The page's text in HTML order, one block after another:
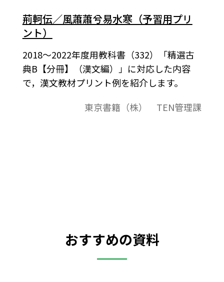
荊軻伝／風蕭蕭兮易水寒（予習用プリ
ント）
2018～2022年度用教科書（332）「精選古
典B【分冊】（漢文編）」に対応した内容
で，漢文教材プリント例を紹介します。
東京書籍（株） TEN管理課
おすすめの資料